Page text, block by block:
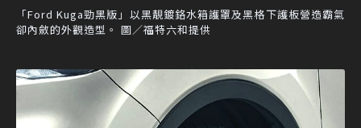
「Ford Kuga勁黑版」以黑靚鍍鉻水箱護罩及黑格下護板營造霸氣
卻內斂的外觀造型。 圖／福特六和提供